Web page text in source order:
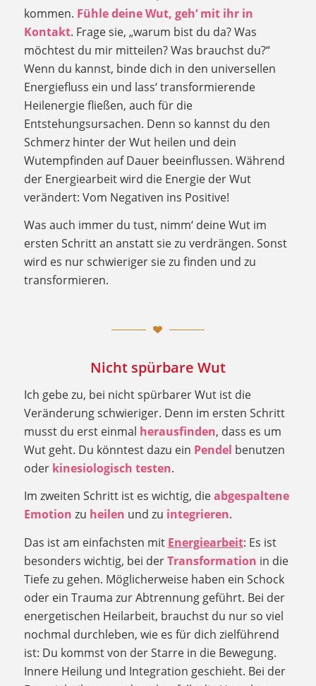
kommen. Fühle deine Wut, geh‘ mit ihr in
Kontakt. Frage sie, „warum bist du da? Was
möchtest du mir mitteilen? Was brauchst du?“
Wenn du kannst, binde dich in den universellen
Energiefluss ein und lass‘ transformierende
Heilenergie fließen, auch für die
Entstehungsursachen. Denn so kannst du den
Schmerz hinter der Wut heilen und dein
Wutempfinden auf Dauer beeinflussen. Während
der Energiearbeit wird die Energie der Wut
verändert: Vom Negativen ins Positive!
Was auch immer du tust, nimm‘ deine Wut im
ersten Schritt an anstatt sie zu verdrängen. Sonst
wird es nur schwieriger sie zu finden und zu
transformieren.
Nicht spürbare Wut
Ich gebe zu, bei nicht spürbarer Wut ist die
Veränderung schwieriger. Denn im ersten Schritt
musst du erst einmal herausfinden, dass es um
Wut geht. Du könntest dazu ein Pendel benutzen
oder kinesiologisch testen.
Im zweiten Schritt ist es wichtig, dieabgespaltene
Emotion zu heilen und zu integrieren.
Das ist am einfachsten mit Energiearbeit: Es ist
besonders wichtig, bei derTransformation in die
Tiefe zu gehen. Möglicherweise haben ein Schock
oder ein Trauma zur Abtrennung geführt. Bei der
energetischen Heilarbeit, brauchst du nur so viel
nochmal durchleben, wie es für dich zielführend
ist: Du kommst von der Starre in die Bewegung.
Innere Heilung und Integration geschieht. Bei der